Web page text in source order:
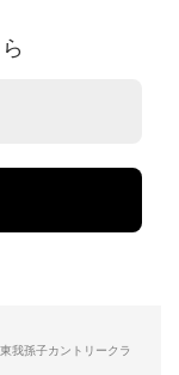
我孫子カントリークラ